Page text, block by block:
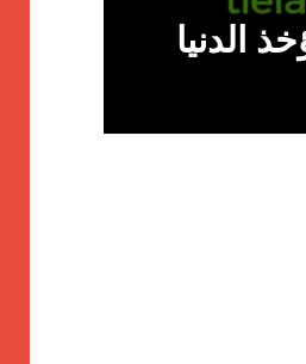
الدنيا